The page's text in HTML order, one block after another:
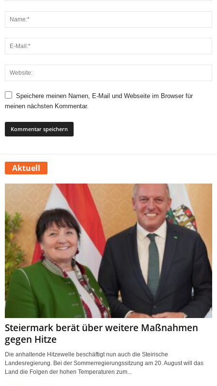
Speichere meinen Namen, E-Mail und Webseite im Browser für
meinen nächsten Kommentar.
Aktuell
Steiermark berät über weitere Maßnahmen
gegen Hitze
Die anhaltende Hitzewelle beschäftigt nun auch die Steirische
Landesregierung. Bei der Sommerregierungssitzung am 20. August will das
Land die Folgen der hohen Temperaturen zum...